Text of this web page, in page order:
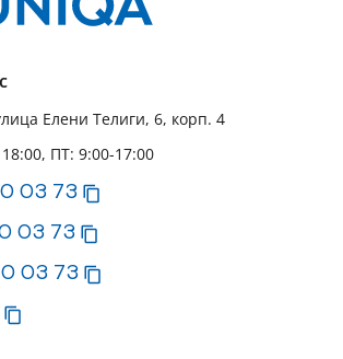
Елени Телиги, 6, корп. 4
ПТ: 9:00-17:00
03 73
03 73
03 73